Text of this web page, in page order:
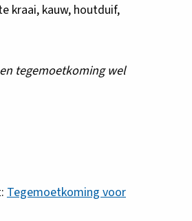
kraai, kauw, houtduif,
tegemoetkoming wel
Tegemoetkoming voor